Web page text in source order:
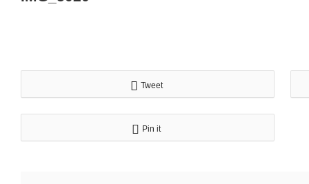
Tweet
Pin it